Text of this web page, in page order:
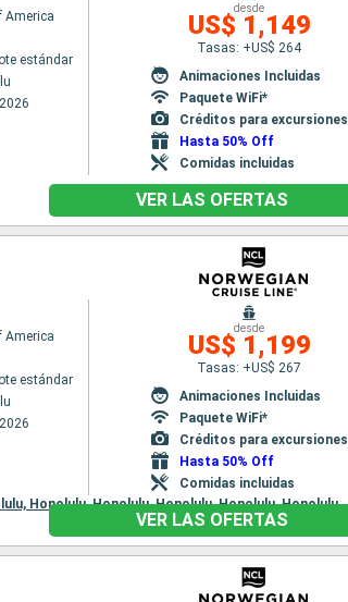
America
estándar
desde
US$ 1,149
Tasas: +US$ 264
Animaciones Incluidas
Paquete WiFi*
Créditos para excursiones
Hasta 50% Off
Comidas incluidas
VER LAS OFERTAS
America
estándar
desde
US$ 1,199
Tasas: +US$ 267
Animaciones Incluidas
Paquete WiFi*
Créditos para excursiones
Hasta 50% Off
Comidas incluidas
Honolulu,Honolulu,Honolulu,Honolulu,Honolulu
VER LAS OFERTAS